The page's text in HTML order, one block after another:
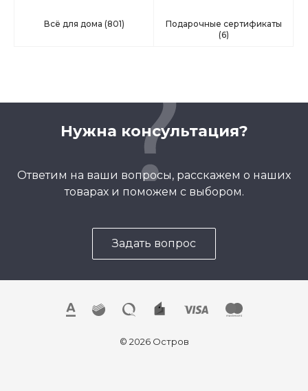
Всё для дома (801)
Подарочные сертификаты
(6)
Нужна консультация?
Ответим на ваши вопросы, расскажем о наших
товарах и поможем с выбором.
Задать вопрос
© 2026 Остров